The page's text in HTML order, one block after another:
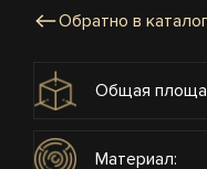
Обратно в
Общая
Материал: